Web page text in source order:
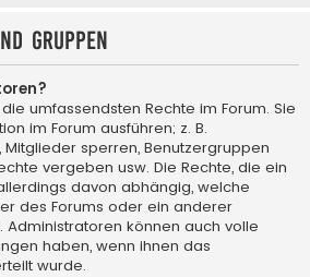
Gruppen
umfassendsten Rechte im Forum. Sie
im Forum ausführen; z. B.
sperren, Benutzergruppen
vergeben usw. Die Rechte, die ein
davon abhängig, welche
des Forums oder ein anderer
Administratoren können auch volle
haben, wenn ihnen das
wurde.